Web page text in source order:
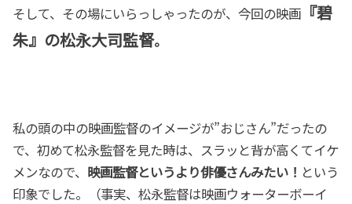
そして、その場にいらっしゃったのが、今回の映画 『碧
朱』の松永大司監督。
私の頭の中の映画監督のイメージが”おじさん”だったの
で、初めて松永監督を見た時は、スラッと背が高くてイケ
メンなので、 映画監督というより俳優さんみたい！ という
印象でした。（事実、松永監督は映画ウォーターボーイ